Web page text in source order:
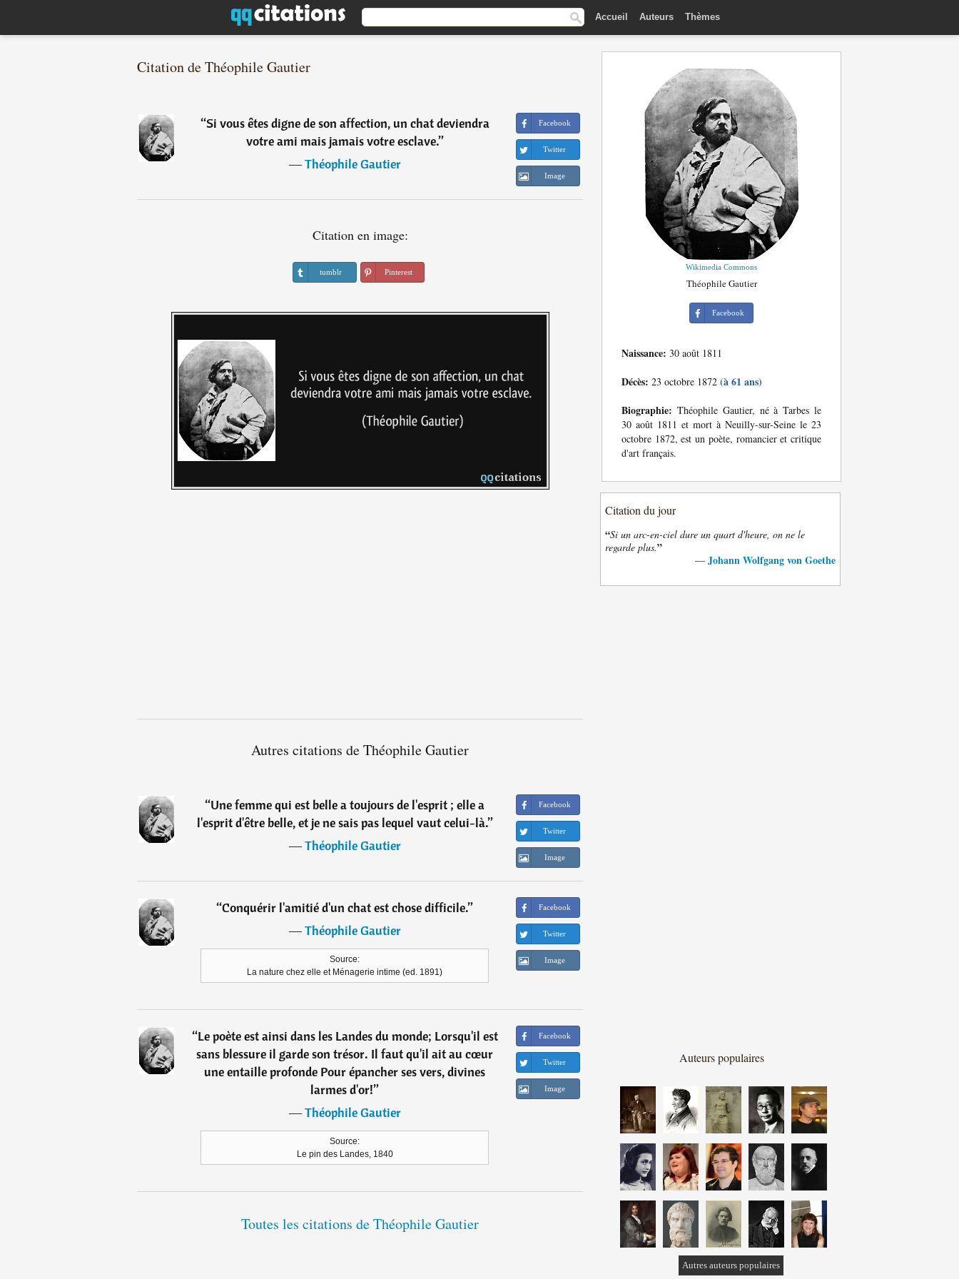
Accueil Auteurs Thèmes
Citation de Théophile Gautier
“Si vous êtes digne de son affection, un chat deviendra
votre ami mais jamais votre esclave.”
―Théophile Gautier
Facebook
Twitter
Image
Citation en image:
tumblr Pinterest
Autres citations de Théophile Gautier
“Une femme qui est belle a toujours de l'esprit ; elle a
l'esprit d'être belle, et je ne sais pas lequel vaut celui-là.”
―Théophile Gautier
Facebook
Twitter
Image
“Conquérir l'amitié d'un chat est chose difficile.”
―Théophile Gautier
Source:
La nature chez elle et Ménagerie intime (ed. 1891)
Facebook
Twitter
Image
“Le poète est ainsi dans les Landes du monde; Lorsqu'il est
sans blessure il garde son trésor. Il faut qu'il ait au cœur
une entaille profonde Pour épancher ses vers, divines
larmes d'or!”
―Théophile Gautier
Source:
Le pin des Landes, 1840
Facebook
Twitter
Image
Toutes les citations de Théophile Gautier
Wikimedia Commons
Théophile Gautier
Facebook
Naissance: 30 août 1811
Décès: 23 octobre 1872 (à 61 ans)
Biographie: Théophile Gautier, né à Tarbes le
30 août 1811 et mort à Neuilly-sur-Seine le 23
octobre 1872, est un poète, romancier et critique
d'art français.
Citation du jour
“Si un arc-en-ciel dure un quart d'heure, on ne le
regarde plus.”
— Johann Wolfgang von Goethe
Auteurs populaires
Autres auteurs populaires